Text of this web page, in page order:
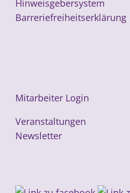
Hinweisgebersystem
Barreriefreiheitserklärung
Mitarbeiter Login
Veranstaltungen
Newsletter